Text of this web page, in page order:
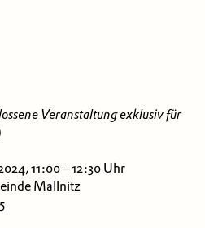
Veranstaltung exklusiv für
11:00 – 12:30 Uhr
Mallnitz